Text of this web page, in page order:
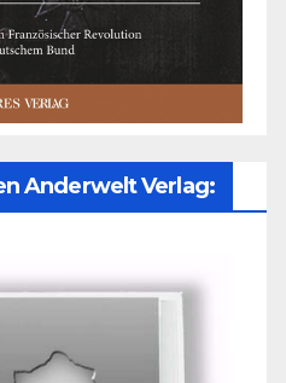
Anderwelt Verlag: